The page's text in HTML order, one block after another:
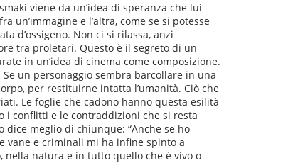
viene da un’idea di speranza che lui
un’immagine e l’altra, come se si potesse
d’ossigeno. Non ci si rilassa, anzi
tra proletari. Questo è il segreto di un
in un’idea di cinema come composizione.
un personaggio sembra barcollare in una
per restituirne intatta l’umanità. Ciò che
Le foglie che cadono hanno questa esilità
i conflitti e le contraddizioni che si resta
dice meglio di chiunque: “Anche se ho
vane e criminali mi ha infine spinto a
nella natura e in tutto quello che è vivo o